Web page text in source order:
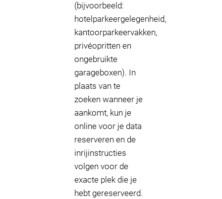
(bijvoorbeeld:
hotelparkeergelegenheid,
kantoorparkeervakken,
privéopritten en
ongebruikte
garageboxen). In
plaats van te
zoeken wanneer je
aankomt, kun je
online voor je data
reserveren en de
inrijinstructies
volgen voor de
exacte plek die je
hebt gereserveerd.